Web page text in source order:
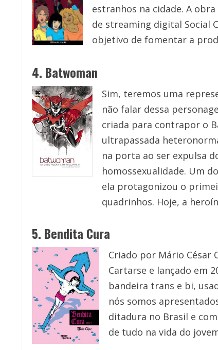
estranhos na cidade. A
de streaming digital Social
objetivo de fomentar a
4. Batwoman
Sim, teremos uma
não falar dessa
criada para contrapor o
ultrapassada
na porta ao ser expulsa
homossexualidade. Um
ela protagonizou o
quadrinhos. Hoje, a
5. Bendita Cura
Criado por Mário César
Cartarse e lançado em
bandeira trans e bi,
nós somos
ditadura no Brasil e
de tudo na vida do